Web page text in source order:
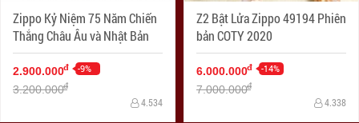
Zippo Kỷ Niệm 75 Năm Chiến
Thắng Châu Âu và Nhật Bản
2.900.000đ -9%
3.200.000đ
4.534
Z2 Bật Lửa Zippo 49194 Phiên
bản COTY 2020
6.000.000đ -14%
7.000.000đ
4.338